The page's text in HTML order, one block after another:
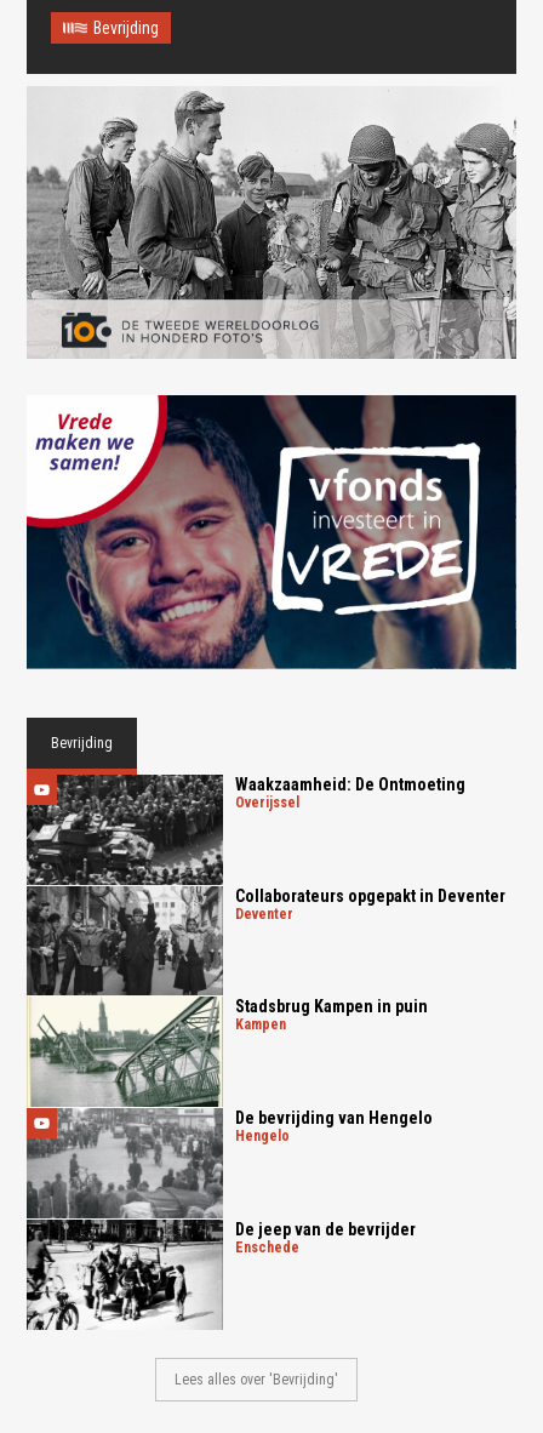
Oops! Something went
wrong.
This page didn't load Google Maps correctly. See the
JavaScript console for technical details.
Bevrijding
Bevrijding
Waakzaamheid: De Ontmoeting
overijssel
Collaborateurs opgepakt in Deventer
deventer
Stadsbrug Kampen in puin
kampen
De bevrijding van Hengelo
hengelo
De jeep van de bevrijder
enschede
Lees alles over 'Bevrijding'